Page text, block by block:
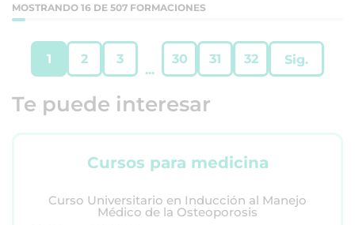
MOSTRANDO 16 DE 507 FORMACIONES
1 2 3
...
30 31 32 Sig.
Te puede interesar
Cursos para medicina
Curso Universitario en Inducción al Manejo
Médico de la Osteoporosis